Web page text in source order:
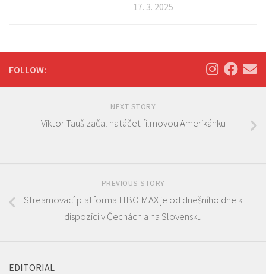
17. 3. 2025
FOLLOW:
NEXT STORY
Viktor Tauš začal natáčet filmovou Amerikánku
PREVIOUS STORY
Streamovací platforma HBO MAX je od dnešního dne k
dispozici v Čechách a na Slovensku
EDITORIAL